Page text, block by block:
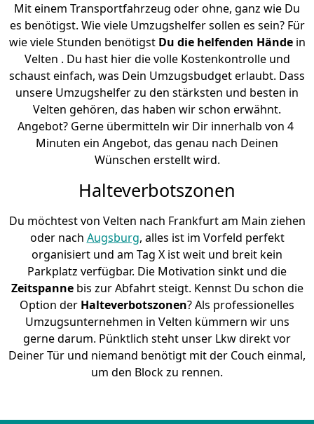
Mit einem Transportfahrzeug oder ohne, ganz wie Du
es benötigst. Wie viele Umzugshelfer sollen es sein? Für
wie viele Stunden benötigst Du die helfenden Händein
Velten . Du hast hier die volle Kostenkontrolle und
schaust einfach, was Dein Umzugsbudget erlaubt. Dass
unsere Umzugshelfer zu den stärksten und besten in
Velten gehören, das haben wir schon erwähnt.
Angebot? Gerne übermitteln wir Dir innerhalb von 4
Minuten ein Angebot, das genau nach Deinen
Wünschen erstellt wird.
Halteverbotszonen
Du möchtest von Velten nach Frankfurt am Main ziehen
oder nach Augsburg, alles ist im Vorfeld perfekt
organisiert und am Tag X ist weit und breit kein
Parkplatz verfügbar. Die Motivation sinkt und die
Zeitspannebis zur Abfahrt steigt. Kennst Du schon die
Option der Halteverbotszonen? Als professionelles
Umzugsunternehmen in Velten kümmern wir uns
gerne darum. Pünktlich steht unser Lkw direkt vor
Deiner Tür und niemand benötigt mit der Couch einmal,
um den Block zu rennen.